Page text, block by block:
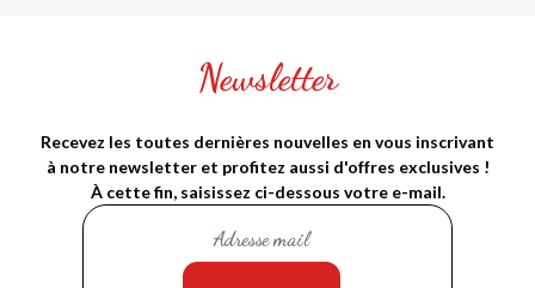
Newsletter
Recevez les toutes dernières nouvelles en vous inscrivant
à notre newsletter et profitez aussi d'offres exclusives !
À cette fin, saisissez ci-dessous votre e-mail.